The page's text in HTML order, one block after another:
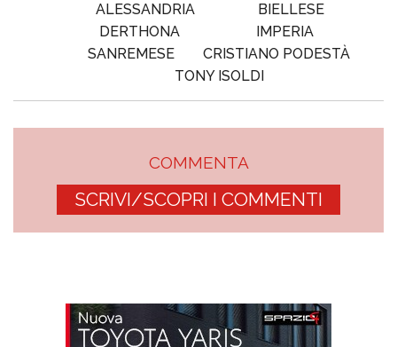
ALESSANDRIA
BIELLESE
DERTHONA
IMPERIA
SANREMESE
CRISTIANO PODESTÀ
TONY ISOLDI
COMMENTA
SCRIVI/SCOPRI I COMMENTI